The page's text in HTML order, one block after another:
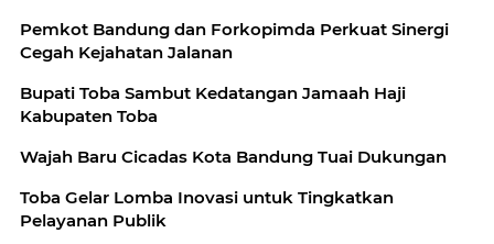
Pemkot Bandung dan Forkopimda Perkuat Sinergi
Cegah Kejahatan Jalanan
Bupati Toba Sambut Kedatangan Jamaah Haji
Kabupaten Toba
Wajah Baru Cicadas Kota Bandung Tuai Dukungan
Toba Gelar Lomba Inovasi untuk Tingkatkan
Pelayanan Publik